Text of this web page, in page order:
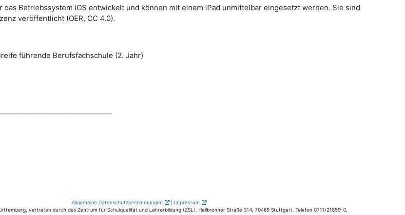
das Betriebssystem iOS entwickelt und können mit einem iPad unmittelbar eingesetzt werden. Sie sind
veröffentlicht (OER, CC 4.0).
führende Berufsfachschule (2. Jahr)
Allgemeine Datenschutzbestimmungen
Impressum
vertreten durch das Zentrum für Schulqualität und Lehrerbildung (ZSL), Heilbronner Straße 314, 70469 Stuttgart, Telefon 0711/21859-0,